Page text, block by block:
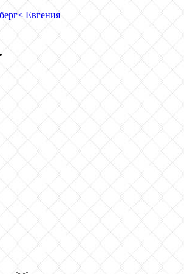
< Евгения